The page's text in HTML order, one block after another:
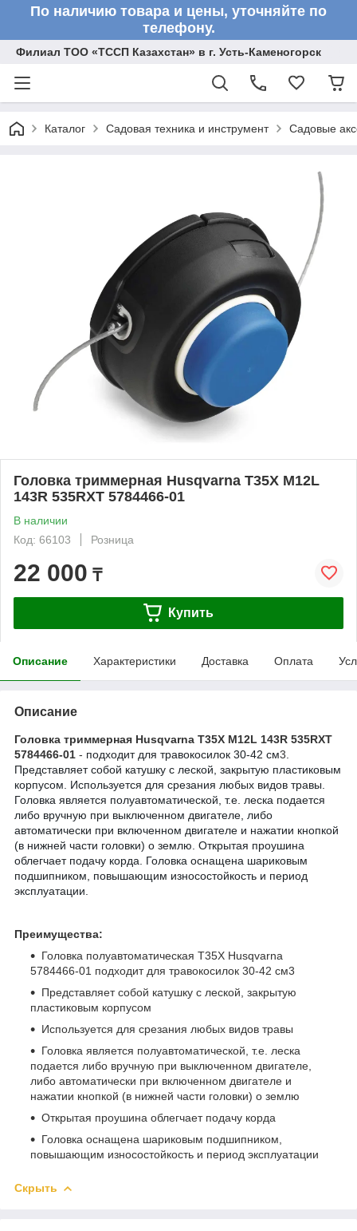
По наличию товара и цены, уточняйте по
телефону.
Филиал ТОО «ТССП Казахстан» в г. Усть-Каменогорск
Каталог Садовая техника и инструмент Садовые
Головка триммерная Husqvarna T35X M12L
143R 535RXT 5784466-01
В наличии
Код: 66103
Розница
22 000 ₸
Купить
Описание Характеристики Доставка Оплата
Описание
Головка триммерная Husqvarna T35X M12L 143R 535RXT
5784466-01 - подходит для травокосилок 30-42 см3
Представляет собой катушку с леской, закрытую пластиковым
корпусом. Используется для срезания любых видов травы.
Головка является полуавтоматической, т.е. леска подается
либо вручную при выключенном двигателе, либо
автоматически при включенном двигателе и нажатии кнопкой
(в нижней части головки) о землю. Открытая проушина
облегчает подачу корда. Головка оснащена шариковым
подшипником, повышающим износостойкость и период
эксплуатации.
Преимущества:
Головка полуавтоматическая T35Х Husqvarna
5784466-01 подходит для травокосилок 30-42 см3
Представляет собой катушку с леской, закрытую
пластиковым корпусом
Используется для срезания любых видов травы
Головка является полуавтоматической, т.е. леска
подается либо вручную при выключенном двигателе,
либо автоматически при включенном двигателе и
нажатии кнопкой (в нижней части головки) о землю
Открытая проушина облегчает подачу корда
Головка оснащена шариковым подшипником,
повышающим износостойкость и период эксплуатации
Скрыть